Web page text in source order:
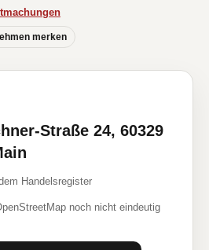
merken
Straße 24, 60329
Handelsregister
noch nicht eindeutig